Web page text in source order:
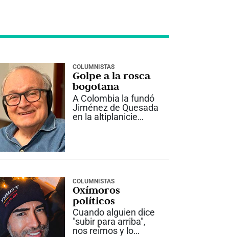
COLUMNISTAS
Golpe a la rosca
bogotana
A Colombia la fundó
Jiménez de Quesada
en la altiplanicie
recorrido
acompañaron día y
noche mientras
siguió la ruta...
COLUMNISTAS
Oxímoros
políticos
Cuando alguien dice
"subir para arriba",
nos reímos y lo